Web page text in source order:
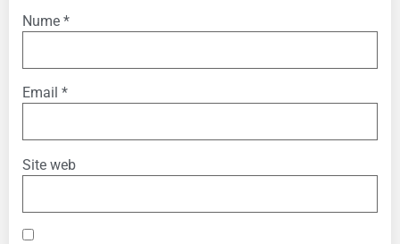
Nume *
Email *
Site web